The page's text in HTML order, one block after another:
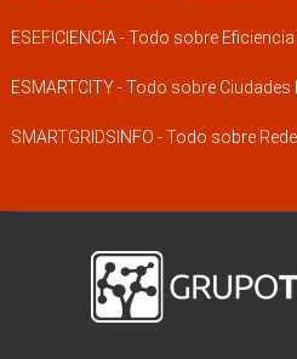
ESEFICIENCIA - Todo sobre
ESMARTCITY - Todo sobre Ciudades
SMARTGRIDSINFO - Todo sobre